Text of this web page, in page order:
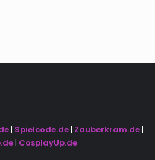
| Spielcode.de| Zauberkram.de|
| CosplayUp.de